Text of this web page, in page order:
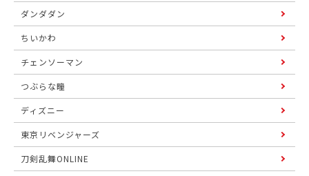
ダンダダン
ちいかわ
チェンソーマン
つぶらな瞳
ディズニー
東京リベンジャーズ
刀剣乱舞ONLINE